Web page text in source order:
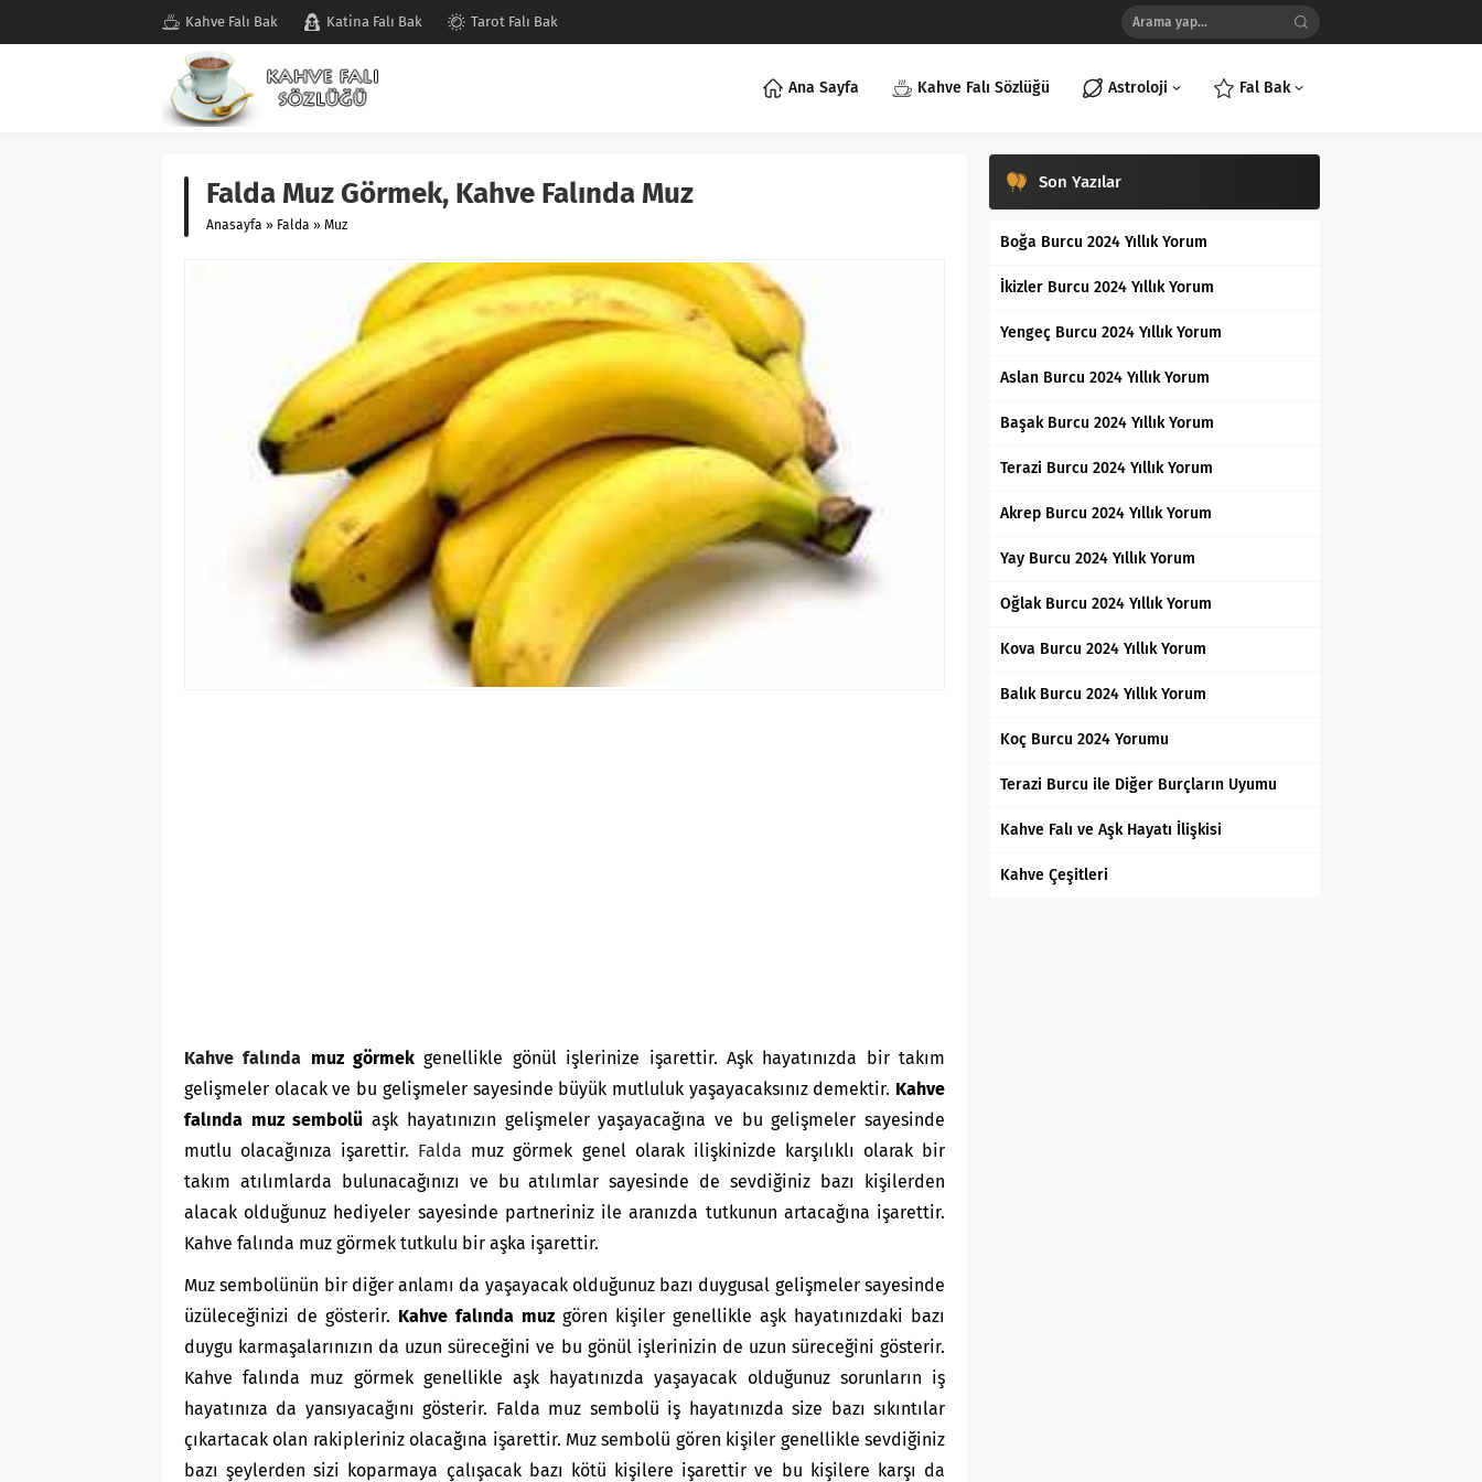
Kahve Falı Bak Katina Falı Bak Tarot Falı Bak
Ana Sayfa Kahve Falı Sözlüğü Astroloji Fal Bak
Falda Muz Görmek, Kahve Falında Muz
Anasayfa » Falda » Muz
Kahve falında muz görmek genellikle gönül işlerinize işarettir. Aşk hayatınızda bir takım
gelişmeler olacak ve bu gelişmeler sayesinde büyük mutluluk yaşayacaksınız demektir. Kahve
falında muz sembolü aşk hayatınızın gelişmeler yaşayacağına ve bu gelişmeler sayesinde
mutlu olacağınıza işarettir. Falda muz görmek genel olarak ilişkinizde karşılıklı olarak bir
takım atılımlarda bulunacağınızı ve bu atılımlar sayesinde de sevdiğiniz bazı kişilerden
alacak olduğunuz hediyeler sayesinde partneriniz ile aranızda tutkunun artacağına işarettir.
Kahve falında muz görmek tutkulu bir aşka işarettir.
Muz sembolünün bir diğer anlamı da yaşayacak olduğunuz bazı duygusal gelişmeler sayesinde
üzüleceğinizi de gösterir. Kahve falında muz gören kişiler genellikle aşk hayatınızdaki bazı
duygu karmaşalarınızın da uzun süreceğini ve bu gönül işlerinizin de uzun süreceğini gösterir.
Kahve falında muz görmek genellikle aşk hayatınızda yaşayacak olduğunuz sorunların iş
hayatınıza da yansıyacağını gösterir. Falda muz sembolü iş hayatınızda size bazı sıkıntılar
çıkartacak olan rakipleriniz olacağına işarettir. Muz sembolü gören kişiler genellikle sevdiğiniz
bazı şeylerden sizi koparmaya çalışacak bazı kötü kişilere işarettir ve bu kişilere karşı da
Son Yazılar
Boğa Burcu 2024 Yıllık Yorum
İkizler Burcu 2024 Yıllık Yorum
Yengeç Burcu 2024 Yıllık Yorum
Aslan Burcu 2024 Yıllık Yorum
Başak Burcu 2024 Yıllık Yorum
Terazi Burcu 2024 Yıllık Yorum
Akrep Burcu 2024 Yıllık Yorum
Yay Burcu 2024 Yıllık Yorum
Oğlak Burcu 2024 Yıllık Yorum
Kova Burcu 2024 Yıllık Yorum
Balık Burcu 2024 Yıllık Yorum
Koç Burcu 2024 Yorumu
Terazi Burcu ile Diğer Burçların Uyumu
Kahve Falı ve Aşk Hayatı İlişkisi
Kahve Çeşitleri